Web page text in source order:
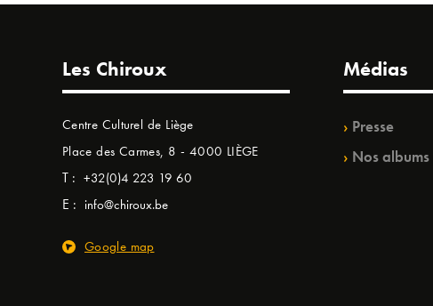
Les Chiroux
Centre Culturel de Liège
Place des Carmes, 8 - 4000 LIÈGE
T : +32(0)4 223 19 60
E : info@chiroux.be
Google map
Médias
Presse
Nos